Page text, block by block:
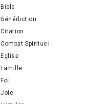
Bible
Bénédiction
Citation
Combat Spirituel
Eglise
Famille
Foi
Joie